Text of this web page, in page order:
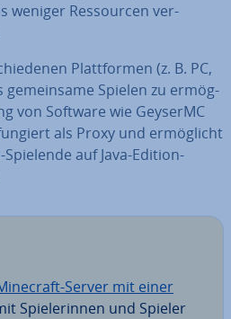
weniger Res­sour­cen ver­
Platt­for­men (z. B. PC,
ge­mein­sa­me Spielen zu er­mög­
von Software wie GeyserMC
als Proxy und er­mög­licht
auf Java-Edition-
Server mit einer
Spie­le­rin­nen und Spieler